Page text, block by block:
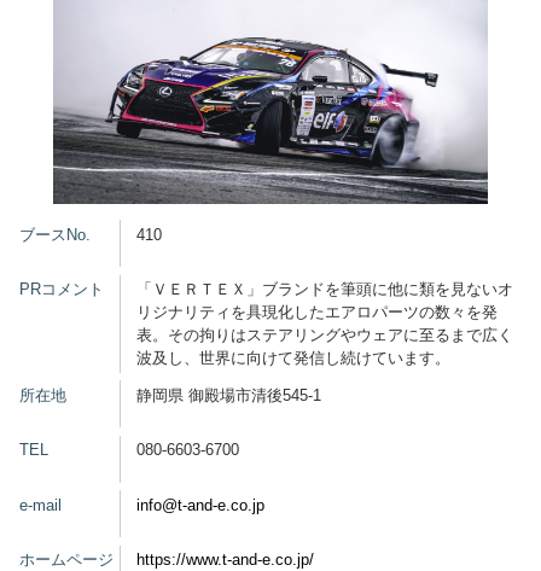
出展者一覧
展示車両一覧
イメージガール
グッズ
会場アクセス メディア・Media
出展者・Exhibitor
ブースNo. 410
PRコメント
「ＶＥＲＴＥＸ」ブランドを筆頭に他に類を見ないオ
リジナリティを具現化したエアロパーツの数々を発
表。その拘りはステアリングやウェアに至るまで広く
波及し、世界に向けて発信し続けています。
所在地 静岡県 御殿場市清後545-1
TEL 080-6603-6700
e-mail info@t-and-e.co.jp
ホームページ https://www.t-and-e.co.jp/